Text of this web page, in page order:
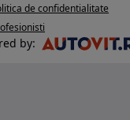
de confidentialitate
by: